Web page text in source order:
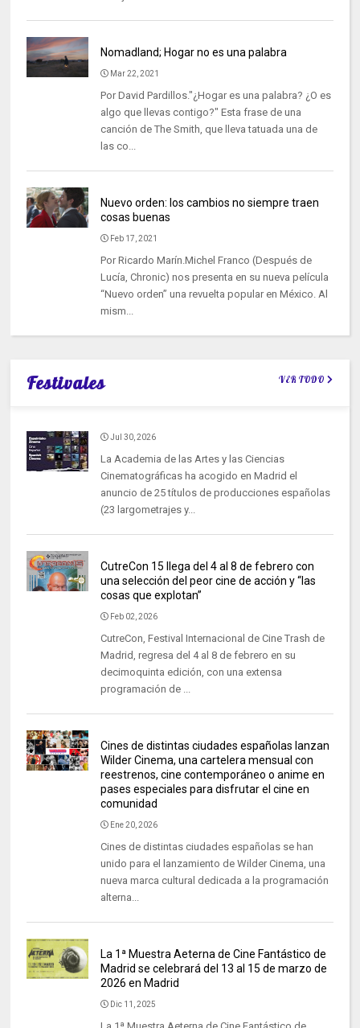
Nomadland; Hogar no es una palabra
Mar 22, 2021
Por David Pardillos."¿Hogar es una palabra? ¿O es
algo que llevas contigo?" Esta frase de una
canción de The Smith, que lleva tatuada una de
las co...
Nuevo orden: los cambios no siempre traen
cosas buenas
Feb 17, 2021
Por Ricardo Marín.Michel Franco (Después de
Lucía, Chronic) nos presenta en su nueva película
“Nuevo orden” una revuelta popular en México. Al
mism...
Festivales VER TODO
Jul 30, 2026
La Academia de las Artes y las Ciencias
Cinematográficas ha acogido en Madrid el
anuncio de 25 títulos de producciones españolas
(23 largometrajes y...
CutreCon 15 llega del 4 al 8 de febrero con
una selección del peor cine de acción y “las
cosas que explotan”
Feb 02, 2026
CutreCon, Festival Internacional de Cine Trash de
Madrid, regresa del 4 al 8 de febrero en su
decimoquinta edición, con una extensa
programación de ...
Cines de distintas ciudades españolas lanzan
Wilder Cinema, una cartelera mensual con
reestrenos, cine contemporáneo o anime en
pases especiales para disfrutar el cine en
comunidad
Ene 20, 2026
Cines de distintas ciudades españolas se han
unido para el lanzamiento de Wilder Cinema, una
nueva marca cultural dedicada a la programación
alterna...
La 1ª Muestra Aeterna de Cine Fantástico de
Madrid se celebrará del 13 al 15 de marzo de
2026 en Madrid
Dic 11, 2025